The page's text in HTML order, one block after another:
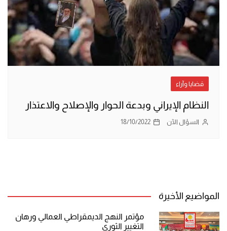
قضايا وآراء
النظام الإيراني وبدعة الحوار والإصلاح والاعتذار
السؤال الآن 18/10/2022
المواضيع الأخيرة
مؤتمر النهج الديمقراطي العمالي ورهان
التغيير الثوري